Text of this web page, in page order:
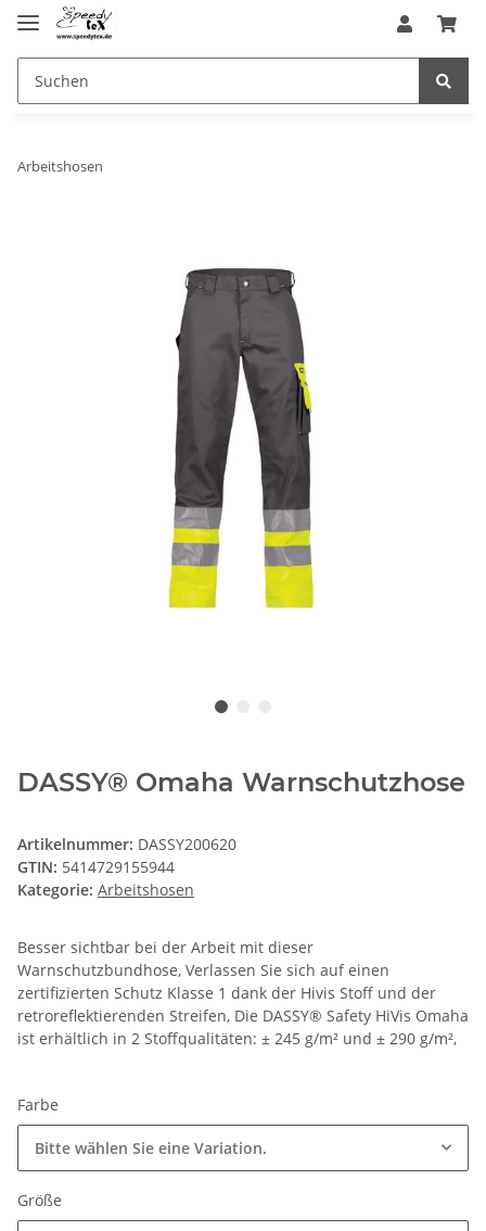
Arbeitshosen
DASSY® Omaha Warnschutzhose
Artikelnummer: DASSY200620
GTIN: 5414729155944
Kategorie: Arbeitshosen
Besser sichtbar bei der Arbeit mit dieser
Warnschutzbundhose, Verlassen Sie sich auf einen
zertifizierten Schutz Klasse 1 dank der Hivis Stoff und der
retroreflektierenden Streifen, Die DASSY® Safety HiVis Omaha
ist erhältlich in 2 Stoffqualitäten: ± 245 g/m² und ± 290 g/m²,
Farbe
Bitte wählen Sie eine Variation.
Größe